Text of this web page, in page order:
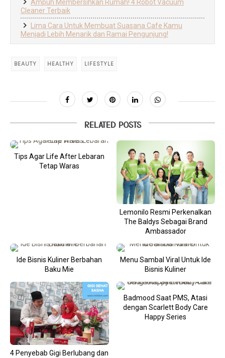
Ampuh Membersihkan Rumah! 4 Robot Vacuum
Cleaner Terbaik
Lima Cara Untuk Membuat Suasana Cafe Kamu
Menjadi Lebih Menarik dan Ramai Pengunjung!
BEAUTY HEALTHY LIFESTYLE
RELATED POSTS
Tips Agar Life After Lebaran
Tetap Waras
Lemonilo Resmi Perkenalkan
The Baldys Sebagai Brand
Ambassador
Ide Bisnis Kuliner Berbahan
Baku Mie
Menu Sambal Viral Untuk Ide
Bisnis Kuliner
4 Penyebab Gigi Berlubang dan
Badmood Saat PMS, Atasi
dengan Scarlett Body Care
Happy Series